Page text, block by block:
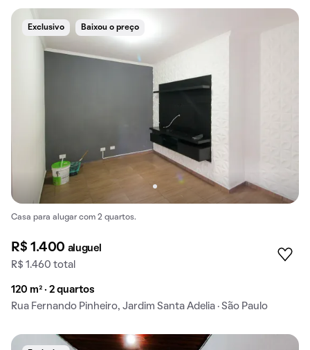
Exclusivo Baixou o preço
Casa para alugar com 2 quartos.
R$ 1.400 aluguel
R$ 1.460 total
120 m² · 2 quartos
Rua Fernando Pinheiro, Jardim Santa Adelia · São Paulo